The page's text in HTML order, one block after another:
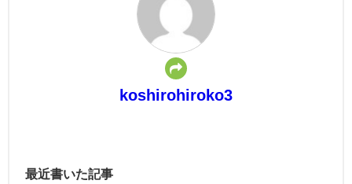
koshirohiroko3
最近書いた記事